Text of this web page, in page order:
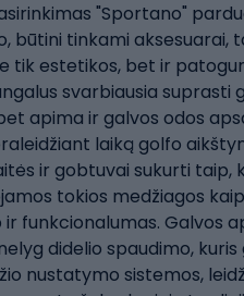
"Sportano"
būtini tinkami
tik estetikos, bet ir
svarbiausia suprasti
apima ir galvos odos
laiką golfo
ir gobtuvai sukurti
tokios medžiagos
funkcionalumas. Galvos
didelio spaudimo,
nustatymo sistemos,